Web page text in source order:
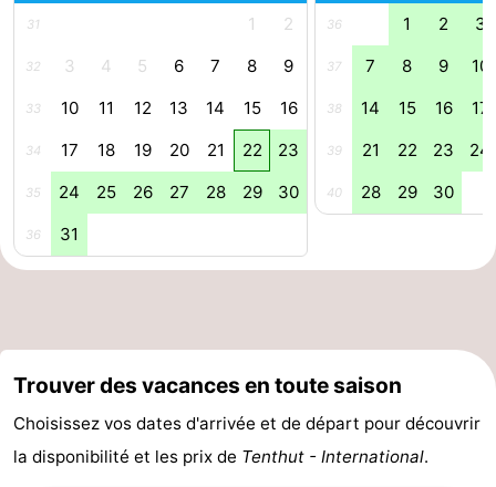
Piscines
Faire
Équitation
Terrains
de
Surfen
-
Sportive
Equitation
Glossopètre
Observation
31 1 2
32 3 4 5 6 7 8 9
33 10 11 12 13 14 15 16
34 17 18 19 20 21 22 23
35 24 25 26 27 28 29 30
36 31
36 1 2 3
37 7 8 9 10
38 14 15 16 17
39 21 22 23 24
40 28 29 30
Trouver des vacances en toute saison
Choisissez vos dates d'arrivée et de départ pour découvrir
la disponibilité et les prix de Tenthut - International.